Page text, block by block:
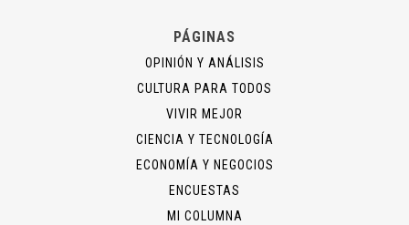
PÁGINAS
OPINIÓN Y ANÁLISIS
CULTURA PARA TODOS
VIVIR MEJOR
CIENCIA Y TECNOLOGÍA
ECONOMÍA Y NEGOCIOS
ENCUESTAS
MI COLUMNA